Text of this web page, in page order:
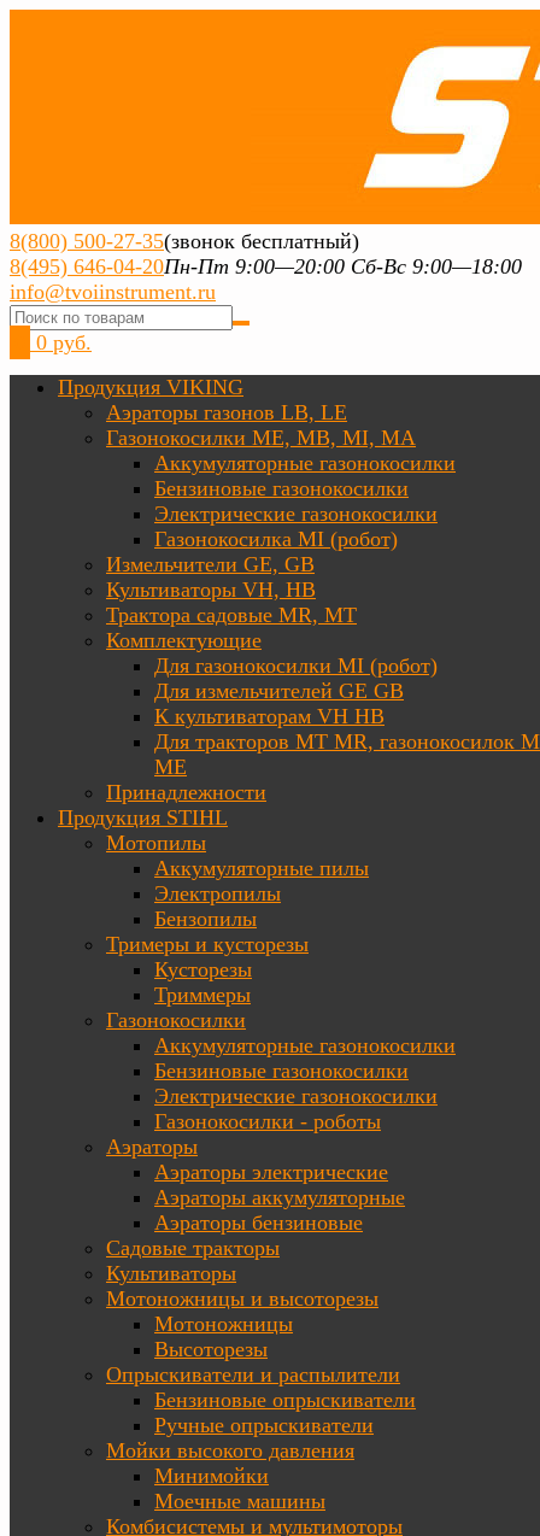
8(800) 500-27-35(звонок бесплатный)
8(495) 646-04-20Пн-Пт 9:00—20:00 Сб-Вс 9:00—18:00
info@tvoiinstrument.ru
0 руб.
Продукция VIKING
Аэраторы газонов LB, LE
Газонокосилки ME, MB, MI, MA
Аккумуляторные газонокосилки
Бензиновые газонокосилки
Электрические газонокосилки
Газонокосилка MI (робот)
Измельчители GE, GB
Культиваторы VH, HB
Трактора садовые MR, MT
Комплектующие
Для газонокосилки MI (робот)
Для измельчителей GE GB
К культиваторам VH HB
Для тракторов МТ MR, газонокосилок
ME
Принадлежности
Продукция STIHL
Мотопилы
Аккумуляторные пилы
Электропилы
Бензопилы
Тримеры и кусторезы
Кусторезы
Триммеры
Газонокосилки
Аккумуляторные газонокосилки
Бензиновые газонокосилки
Электрические газонокосилки
Газонокосилки - роботы
Аэраторы
Аэраторы электрические
Аэраторы аккумуляторные
Аэраторы бензиновые
Садовые тракторы
Культиваторы
Мотоножницы и высоторезы
Мотоножницы
Высоторезы
Опрыскиватели и распылители
Бензиновые опрыскиватели
Ручные опрыскиватели
Мойки высокого давления
Минимойки
Моечные машины
Комбисистемы и мультимоторы